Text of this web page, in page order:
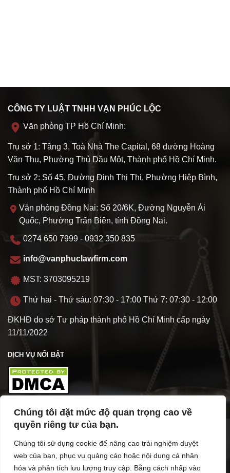
Chúng tôi đặt mức độ quan trọng cao về
quyền riêng tư của bạn.
Chúng tôi sử dụng cookie để nâng cao trải nghiệm duyệt
web của bạn, phục vụ quảng cáo hoặc nội dung cá nhân
hóa và phân tích lưu lượng truy cập. Bằng cách nhấp vào
CÔNG TY LUẬT TNHH VẠN PHÚC LỘC
Văn phòng TP Hồ Chí Minh:
Trụ sở 1: Tầng 3, Toà Nhà The Capital, 68 đường Hoàng
Văn Thụ, Phường Thủ Dầu Một, Thành phố Hồ Chí Minh.
Trụ sở 2: Số 45, Đường Đinh Thị Thi, Phường Hiệp Bình,
Thành phố Hồ Chí Minh
Văn phòng Đồng Nai: Số 20/6K, Đường Nguyễn Ái
Quốc, Phường Trấn Biên, tỉnh Đồng Nai.
0274 650 7999 - 0932 350 835
info@vanphuclawfirm.com
MST: 3703095219
Thứ hai - Thứ sáu: 07:30 - 17:00 Thứ 7: 07:30 - 12:00
ĐKHĐ do sở Tư pháp thành phố Hồ Chí Minh cấp ngày
11/11/2022
DỊCH VỤ NỔI BẬT
TÌM HIỂU VỀ VPL